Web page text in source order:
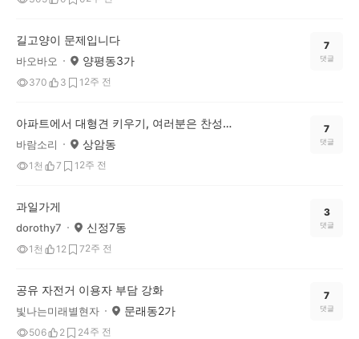
길고양이 문제입니다
바오바오 양평동3가
370 3 1 2주 전
7
댓글
아파트에서 대형견 키우기, 여러분은 찬성하시나요?
바람소리 상암동
1천 7 1 2주 전
7
댓글
과일가게
dorothy7 신정7동
1천 12 72주 전
3
댓글
공유 자전거 이용자 부담 강화
빛나는미래별현자 문래동2가
506 2 24주 전
7
댓글